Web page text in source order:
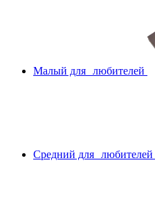
Малый для любителей
Средний для любителей